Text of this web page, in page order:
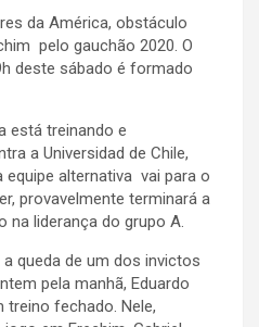
da América, obstáculo
pelo gauchão 2020. O
deste sábado é formado
está treinando e
a Universidad de Chile,
equipe alternativa vai para o
provavelmente terminará a
na liderança do grupo A.
queda de um dos invictos
pela manhã, Eduardo
fechado. Nele,